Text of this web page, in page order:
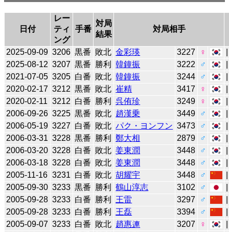
日付
レー
ティ
ング
手番
対局
結果
対局相手
2025-09-09 3206 黒番 敗北 金彩瑛 3227 ♀
2025-08-12 3207 黒番 勝利 韓鐘振 3222 ♂
2021-07-05 3205 白番 敗北 韓鐘振 3244 ♂
2020-02-17 3212 黒番 敗北 崔精 3417 ♀
2020-02-11 3212 白番 勝利 呉侑珍 3249 ♀
2006-09-26 3225 黒番 敗北 趙漢乗 3449 ♂
2006-05-19 3227 白番 敗北 パク・ヨンフン 3473 ♂
2006-03-31 3228 黒番 勝利 鄭大相 2879 ♂
2006-03-20 3228 白番 敗北 姜東潤 3448 ♂
2006-03-18 3228 白番 敗北 姜東潤 3448 ♂
2005-11-16 3231 白番 敗北 胡耀宇 3448 ♂
2005-09-30 3233 黒番 勝利 鶴山淳志 3102 ♂
2005-09-28 3233 白番 勝利 王雷 3297 ♂
2005-09-28 3233 白番 勝利 王磊 3394 ♂
2005-09-07 3233 白番 敗北 趙惠連 3207 ♀